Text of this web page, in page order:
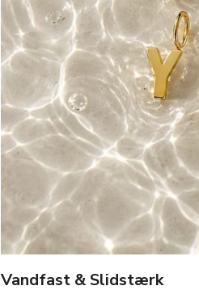
Vandfast & Slidstærk